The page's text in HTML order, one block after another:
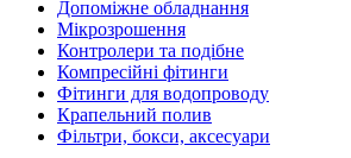
Допоміжне обладнання
Мікрозрошення
Контролери та подібне
Компресійні фітинги
Фітинги для водопроводу
Крапельний полив
Фільтри, бокси, аксесуари